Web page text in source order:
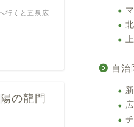
行くと五泉広
の龍門
自治